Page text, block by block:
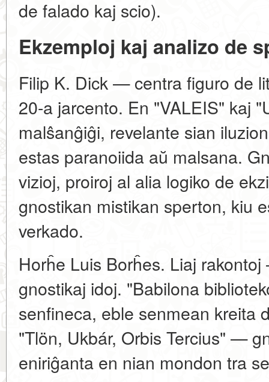
de falado kaj scio).
Ekzemploj kaj analizo de
Filip K. Dick — centra figuro de
20-a jarcento. En "VALEIS" kaj
malŝanĝiĝi, revelante sian
estas paranoiida aŭ malsana.
vizioj, proiroj al alia logiko de
gnostikan mistikan sperton, kiu
verkado.
Horĥe Luis Borĥes. Liaj
gnostikaj idoj. "Babilona
senfineca, eble senmean kreita
"Tlön, Ukbár, Orbis Tercius" —
eniriĝanta en nian mondon tra